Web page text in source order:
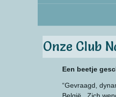
Onze Club
Een beetje
“Gevraagd,